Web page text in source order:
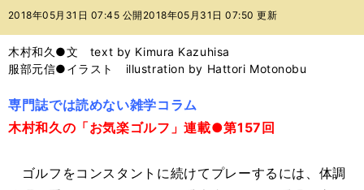
バ
2018年05月31日 07:45 公開 2018年05月31日 07:50 更新
木村和久●文 text by Kimura Kazuhisa
服部元信●イラスト illustration by Hattori Motonobu
専門誌では読めない雑学コラム
木村和久の「お気楽ゴルフ」連載●第157回
ゴルフをコンスタントに続けてプレーするには、体調